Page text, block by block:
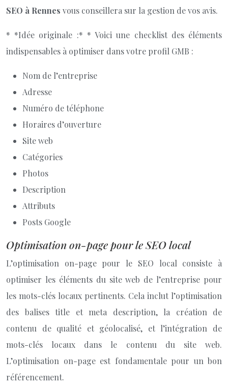
SEO à Rennes vous conseillera sur la gestion de vos avis.
* *Idée originale :* * Voici une checklist des éléments
indispensables à optimiser dans votre profil GMB :
Nom de l’entreprise
Adresse
Numéro de téléphone
Horaires d’ouverture
Site web
Catégories
Photos
Description
Attributs
Posts Google
Optimisation on-page pour le SEO local
L’optimisation on-page pour le SEO local consiste à
optimiser les éléments du site web de l’entreprise pour
les mots-clés locaux pertinents. Cela inclut l’optimisation
des balises title et meta description, la création de
contenu de qualité et géolocalisé, et l’intégration de
mots-clés locaux dans le contenu du site web.
L’optimisation on-page est fondamentale pour un bon
référencement.